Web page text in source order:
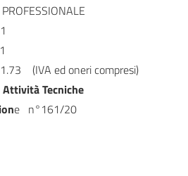
(IVA ed oneri compresi)
Tecniche
e n°161/20